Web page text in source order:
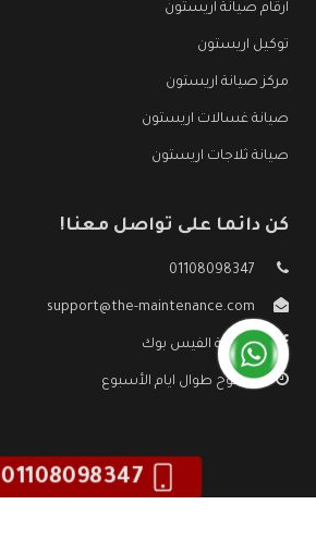
ارقام صيانة اريستون
توكيل اريستون
مركز صيانة اريستون
صيانة غسالات اريستون
صيانة ثلاجات اريستون
كن دائما على تواصل معنا!
01108098347
support@the-maintenance.com
صفحة الفيس بوك
مفتوح طوال ايام الأسبوع
01108098347